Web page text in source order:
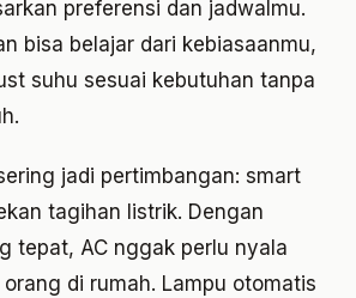
preferensi dan jadwalmu.
bisa belajar dari kebiasaanmu,
suhu sesuai kebutuhan tanpa
jadi pertimbangan: smart
tagihan listrik. Dengan
tepat, AC nggak perlu nyala
di rumah. Lampu otomatis